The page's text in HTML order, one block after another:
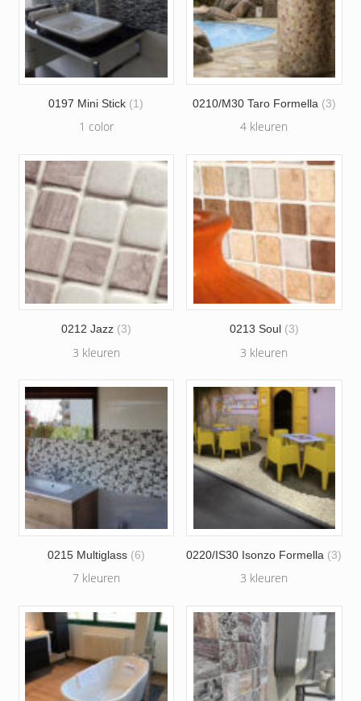
0197 Mini Stick (1)
1 color
0210/M30 Taro Formella (3)
4 kleuren
0212 Jazz (3)
3 kleuren
0213 Soul (3)
3 kleuren
0215 Multiglass (6)
7 kleuren
0220/IS30 Isonzo Formella (3)
3 kleuren